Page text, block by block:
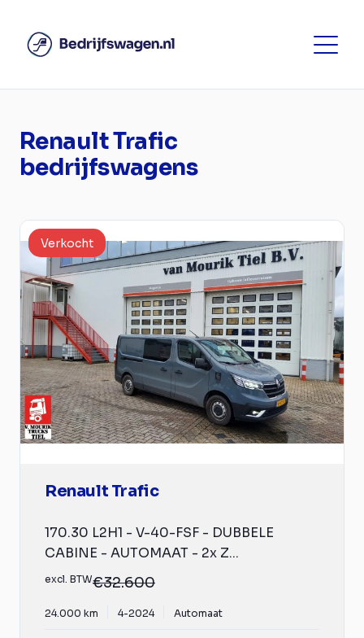
Renault Trafic
bedrijfswagens
Verkocht
Renault Trafic
170.30 L2H1 - V-40-FSF - DUBBELE
CABINE - AUTOMAAT - 2x Z...
excl. BTW€32.600
24.000 km 4-2024 Automaat